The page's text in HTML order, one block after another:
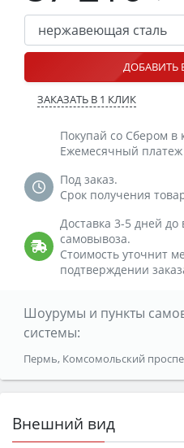
ДОБАВИТЬ
ЗАКАЗАТЬ В 1 КЛИК
Покупай со Сбером в
Ежемесячный платеж
Под заказ.
Срок получения
Доставка 3-5 дней
самовывоза.
Стоимость уточнит
подтверждении
Шоурумы и пункты
системы:
Пермь, Комсомольский
Внешний вид